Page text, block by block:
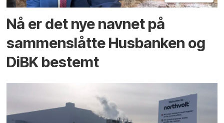
Nå er det nye navnet på
sammenslåtte Husbanken og
DiBK bestemt